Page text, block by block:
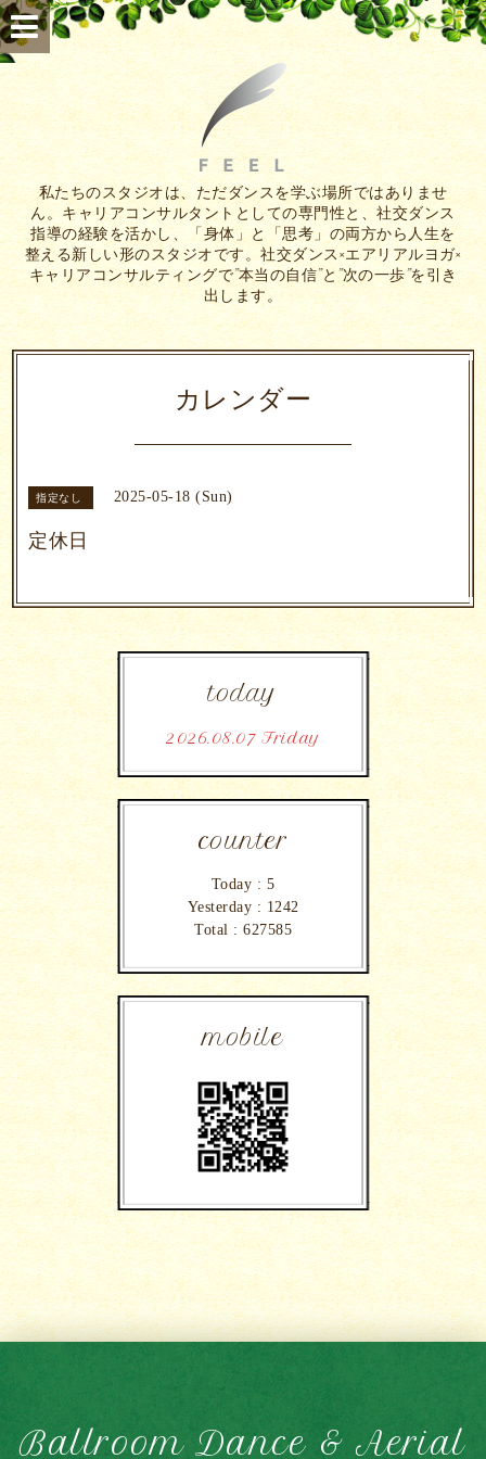
私たちのスタジオは、ただダンスを学ぶ場所ではありませ
ん。キャリアコンサルタントとしての専門性と、社交ダンス
指導の経験を活かし、「身体」と「思考」の両方から人生を
整える新しい形のスタジオです。社交ダンス×エアリアルヨガ×
キャリアコンサルティングで”本当の自信”と”次の一歩”を引き
出します。
カレンダー
指定なし 2025-05-18 (Sun)
定休日
today
2026.08.07 Friday
counter
Today : 5
Yesterday : 1242
Total : 627585
mobile
Ballroom Dance & Aerial